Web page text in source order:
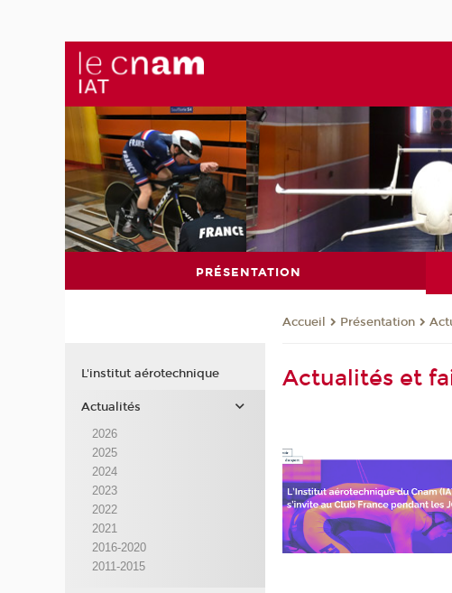
PRÉSENTATION
Accueil Présentation
Actualités et
L'institut aérotechnique
Actualités
2026
2025
2024
2023
2022
2021
2016-2020
2011-2015